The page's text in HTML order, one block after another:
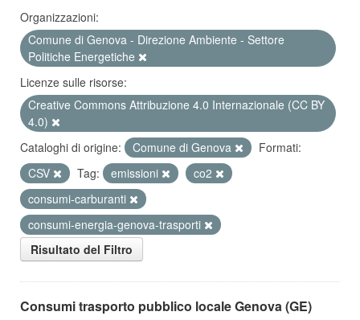
Organizzazioni:
Comune di Genova - Direzione Ambiente - Settore
Politiche Energetiche
Licenze sulle risorse:
Creative Commons Attribuzione 4.0 Internazionale (CC BY
4.0)
Cataloghi di origine:
Comune di Genova
Formati:
CSV
Tag: emissioni
co2
consumi-carburanti
consumi-energia-genova-trasporti
Risultato del Filtro
Consumi trasporto pubblico locale Genova (GE)